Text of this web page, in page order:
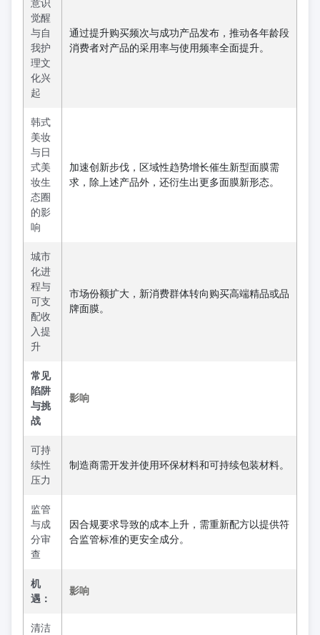
觉醒
与自
我护
理文
化兴
起
通过提升购买频次与成功产品发布，推动各年龄段
消费者对产品的采用率与使用频率全面提升。
韩式
美妆
与日
式美
妆生
态圈
的影
响
加速创新步伐，区域性趋势增长催生新型面膜需
求，除上述产品外，还衍生出更多面膜新形态。
城市
化进
程与
可支
配收
入提
升
市场份额扩大，新消费群体转向购买高端精品或品
牌面膜。
常见
陷阱
与挑
战
影响
可持
续性
压力
制造商需开发并使用环保材料和可持续包装材料。
监管
与成
分审
查
因合规要求导致的成本上升，需重新配方以提供符
合监管标准的更安全成分。
机
遇：
影响
清洁